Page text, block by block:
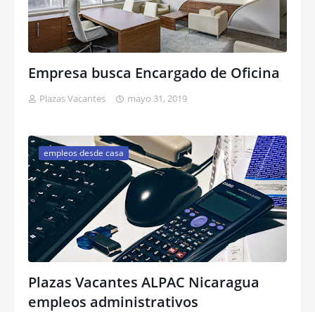
Empresa busca Encargado de Oficina
Plazas Vacantes mayo 31, 2019
empleos desde casa
Plazas Vacantes ALPAC Nicaragua
empleos administrativos